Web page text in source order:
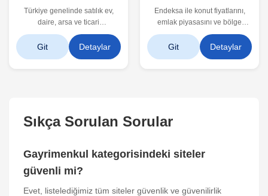
Türkiye genelinde satılık ev,
daire, arsa ve ticari
gayrimenkulleri keşfedin. Zingat
ile fiyatları karşılaştırın, ilanları
inceleyin ve size en uygun
Git Detaylar
Endeksa ile konut fiyatlarını,
emlak piyasasını ve bölge
analizlerini takip edin.
Gayrimenkul değerleme
alanında yenilikçi platform.
Git Detaylar
Sıkça Sorulan Sorular
Gayrimenkul kategorisindeki siteler
güvenli mi?
Evet, listelediğimiz tüm siteler güvenlik ve güvenilirlik